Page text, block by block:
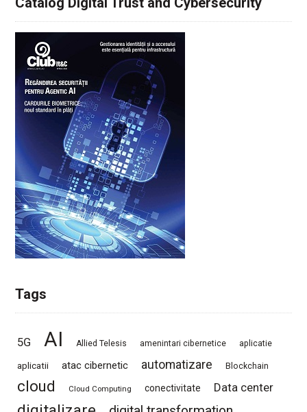
Tags
5G AI Allied Telesis amenintari cibernetice aplicatie
aplicatii atac cibernetic automatizare Blockchain
cloud Cloud Computing conectivitate Data center